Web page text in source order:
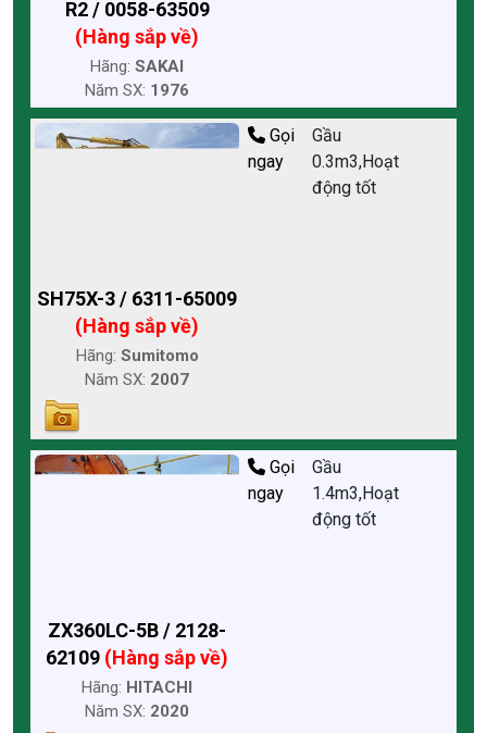
R2 / 0058-63509
(Hàng sắp về)
Hãng: SAKAI
Năm SX: 1976
SH75X-3 / 6311-65009
(Hàng sắp về)
Hãng: Sumitomo
Năm SX: 2007
Gọi
ngay
Gầu
0.3m3,Hoạt
động tốt
ZX360LC-5B / 2128-
62109 (Hàng sắp về)
Hãng: HITACHI
Năm SX: 2020
Gọi
ngay
Gầu
1.4m3,Hoạt
động tốt